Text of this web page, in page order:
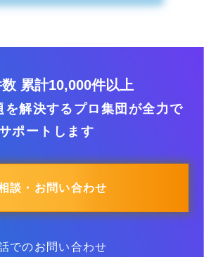
累計10,000件以上
を解決するプロ集団が全力で
ポートします
談・お問い合わせ
でのお問い合わせ